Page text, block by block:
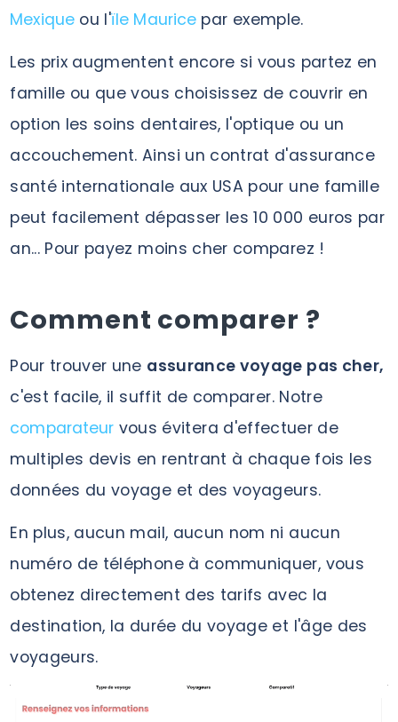
Mexiqueou l'ïle Maurice par exemple.
Les prix augmentent encore si vous partez en
famille ou que vous choisissez de couvrir en
option les soins dentaires, l'optique ou un
accouchement. Ainsi un contrat d'assurance
santé internationale aux USA pour une famille
peut facilement dépasser les 10 000 euros par
an... Pour payez moins cher comparez !
Comment comparer ?
Pour trouver une assurance voyage pas cher,
c'est facile, il suffit de comparer. Notre
comparateur vous évitera d'effectuer de
multiples devis en rentrant à chaque fois les
données du voyage et des voyageurs.
En plus, aucun mail, aucun nom ni aucun
numéro de téléphone à communiquer, vous
obtenez directement des tarifs avec la
destination, la durée du voyage et l'âge des
voyageurs.